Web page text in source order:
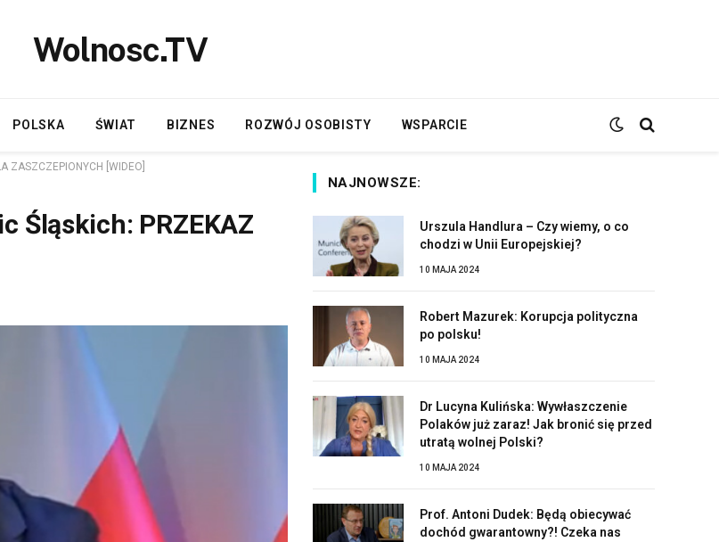
Wolnosc.TV
POLSKA ŚWIAT BIZNES ROZWÓJ OSOBISTY WSPARCIE
[WIDEO]
Śląskich: PRZEKAZ
NAJNOWSZE:
Urszula Handlura – Czy wiemy, o co
chodzi w Unii Europejskiej?
10 MAJA 2024
Robert Mazurek: Korupcja polityczna
po polsku!
10 MAJA 2024
Dr Lucyna Kulińska: Wywłaszczenie
Polaków już zaraz! Jak bronić się przed
utratą wolnej Polski?
10 MAJA 2024
Prof. Antoni Dudek: Będą obiecywać
dochód gwarantowny?! Czeka nas